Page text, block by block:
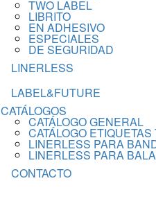
TWO LABEL
LIBRITO
EN ADHESIVO
ESPECIALES
DE SEGURIDAD
LINERLESS
LABEL&FUTURE
CATÁLOGOS
CATÁLOGO GENERAL
CATÁLOGO
LINERLESS PARA
LINERLESS PARA
CONTACTO